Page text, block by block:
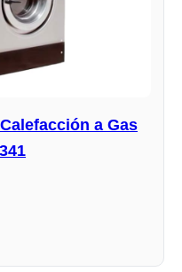
a Gas